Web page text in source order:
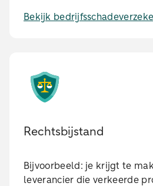
Bekijk
Rechtsbijstand
Bijvoorbeeld: je krijgt te
leverancier die verkeerde